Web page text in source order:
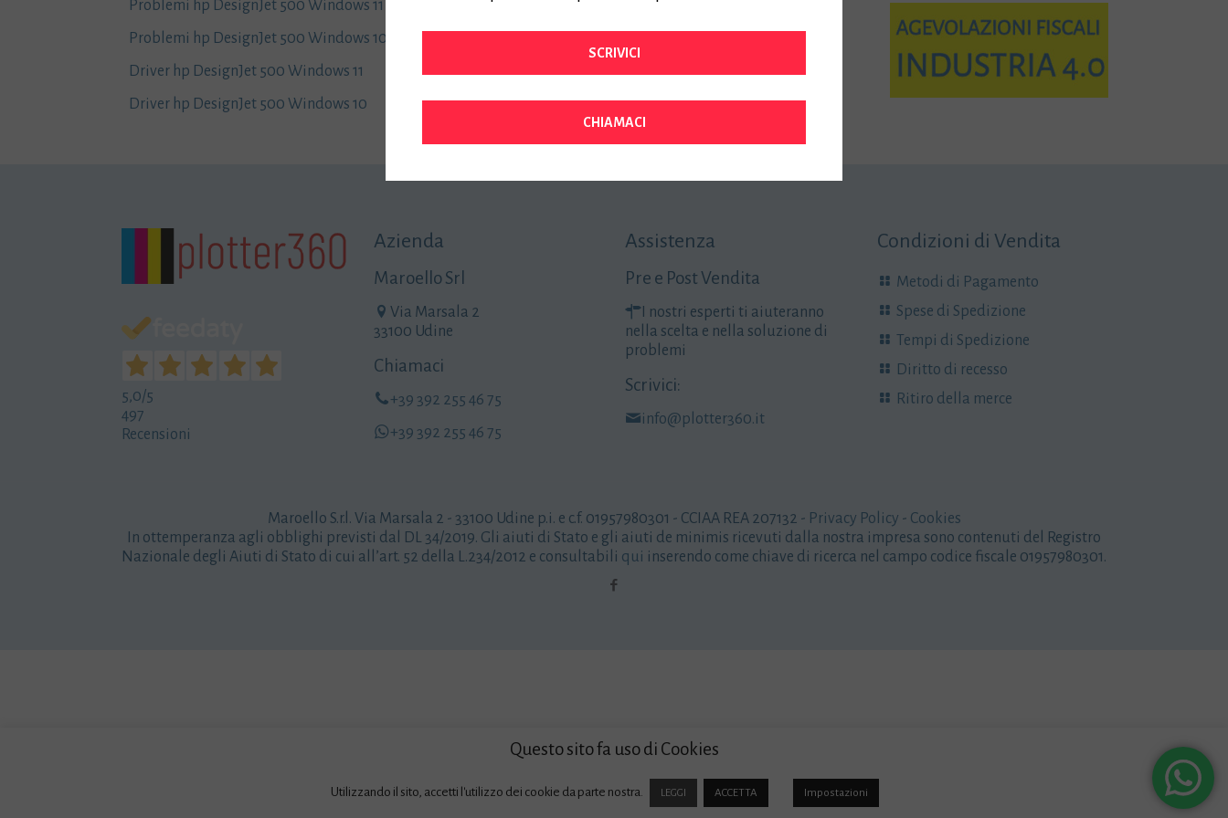
Problemi hp DesignJet 500 Windows 11
Problemi hp DesignJet 500 Windows 10
Driver hp DesignJet 500 Windows 11
Driver hp DesignJet 500 Windows 10
Sostituzione cartucce Plotter hp 500
Sostituzione testina Plotter hp 500
Problemi di stampa Plotter HP 500
5,0/5
497
Recensioni
Azienda
Maroello Srl
Via Marsala 2
33100 Udine
Chiamaci
+39 392 255 46 75
+39 392 255 46 75
Assistenza
Pre e Post Vendita
I nostri esperti ti aiuteranno
nella scelta e nella soluzione di
problemi
Scrivici:
info@plotter360.it
Condizioni di Vendita
Metodi di Pagamento
Spese di Spedizione
Tempi di Spedizione
Diritto di recesso
Ritiro della merce
Maroello S.r.l. Via Marsala 2 - 33100 Udine p.i. e c.f. 01957980301 - CCIAA REA 207132 - Privacy Policy - Cookies
In ottemperanza agli obblighi previsti dal DL 34/2019. Gli aiuti di Stato e gli aiuti de minimis ricevuti dalla nostra impresa sono contenuti del Registro
Nazionale degli Aiuti di Stato di cui all’art. 52 della L.234/2012 e consultabili qui inserendo come chiave di ricerca nel campo codice fiscale 01957980301.
Questo sito fa uso di Cookies
Utilizzando il sito, accetti l'utilizzo dei cookie da parte nostra. LEGGI ACCETTA Impostazioni
SCRIVICI
CHIAMACI